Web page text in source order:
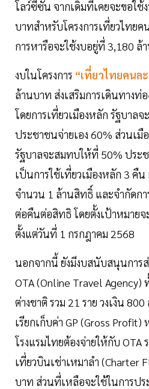
โลว์ซีซัน จากเดิมที่เคยจะขอใช้
บาทสำหรับโครงการเที่ยวไทย
การหารือจะใช้งบอยู่ที่ 3,180 ล้
งบในโครงการ “เที่ยวไทยคนล
ล้านบาท ส่งเสริมการเดินทางท่
โดยการเที่ยวเมืองหลัก รัฐบาล
ประชาชนจ่ายเอง 60% ส่วนเมื
รัฐบาลจะสมทบให้ที่ 50% ประ
เป็นการใช้เที่ยวเมืองหลัก 3 คืน
จำนวน 1 ล้านสิทธิ์ และจำกัดก
ต่อคืนต่อสิทธิ โดยตั้งเป้าหมาย
ตั้งแต่วันที่ 1 กรกฎาคม 2568
นอกจากนี้ ยังมีงบสนับสนุนการส่
OTA (Online Travel Agency)
ต่างชาติ รวม 21 ราย วงเงิน
เรียกเก็บค่า GP (Gross
โรงแรมไทยต้องจ่ายให้กับ
เที่ยวบินเช่าเหมาลำ (Charter
บาท ส่วนที่เหลือจะใช้ในการ